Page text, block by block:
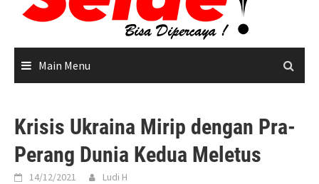
Main Menu
Krisis Ukraina Mirip dengan Pra-
Perang Dunia Kedua Meletus
14/12/2021 Ludi H